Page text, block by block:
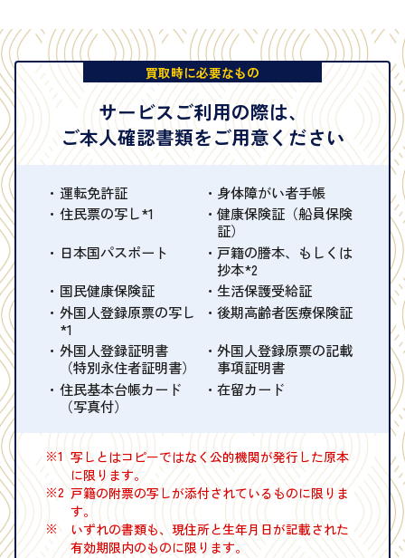
買取時に必要なもの
サービスご利用の際は、
ご本人確認書類をご用意ください
運転免許証
身体障がい者手帳
住民票の写し*1
健康保険証（船員保険
証）
日本国パスポート
戸籍の謄本、もしくは
抄本*2
国民健康保険証
生活保護受給証
外国人登録原票の写し
*1
後期高齢者医療保険証
外国人登録証明書
（特別永住者証明書）
外国人登録原票の記載
事項証明書
住民基本台帳カード
（写真付）
在留カード
※1 写しとはコピーではなく公的機関が発行した原本
に限ります。
※2 戸籍の附票の写しが添付されているものに限りま
す。
※
いずれの書類も、現住所と生年月日が記載された
有効期限内のものに限ります。